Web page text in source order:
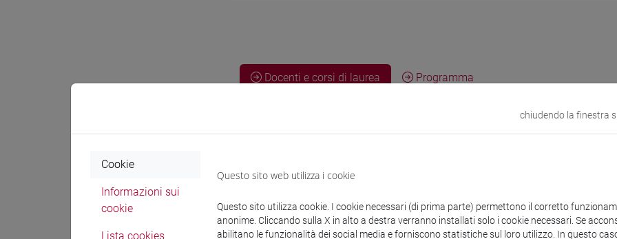
Docenti e corsi di laurea Programma
Docenti
SOLINAS Patrizia- 30h Lezione
Materiali didattici
chiudendo la finestra
Cookie
Informazioni sui
cookie
Lista cookies
Questo sito web utilizza i cookie
Questo sito utilizza cookie. I cookie necessari (di prima parte) permettono il corretto
anonime. Cliccando sulla X in alto a destra verranno installati solo i cookie necessari. Se
abilitano le funzionalità dei social media e forniscono statistiche sul loro utilizzo. In questo